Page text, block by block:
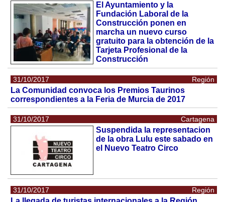
El Ayuntamiento y la
Fundación Laboral de la
Construcción ponen en
marcha un nuevo curso
gratuito para la obtención de la
Tarjeta Profesional de la
Construcción
31/10/2017 Región
La Comunidad convoca los Premios Taurinos
correspondientes a la Feria de Murcia de 2017
31/10/2017 Cartagena
Suspendida la representacion
de la obra Lulu este sabado en
el Nuevo Teatro Circo
31/10/2017 Región